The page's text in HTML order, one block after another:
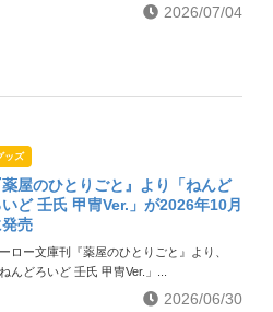
2026/07/04
ッズ
薬屋のひとりごと』より「ねんど
いど 壬氏 甲冑Ver.」が2026年10月
売
ロー文庫刊『薬屋のひとりごと』より、
ねんどろいど 壬氏 甲冑Ver.」...
2026/06/30